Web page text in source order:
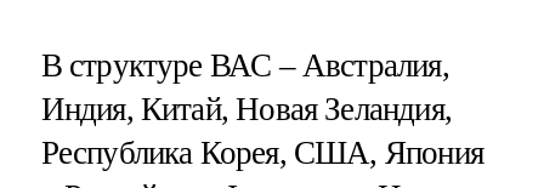
В структуре ВАС – Австралия,
Индия, Китай, Новая Зеландия,
Республика Корея, США, Япония